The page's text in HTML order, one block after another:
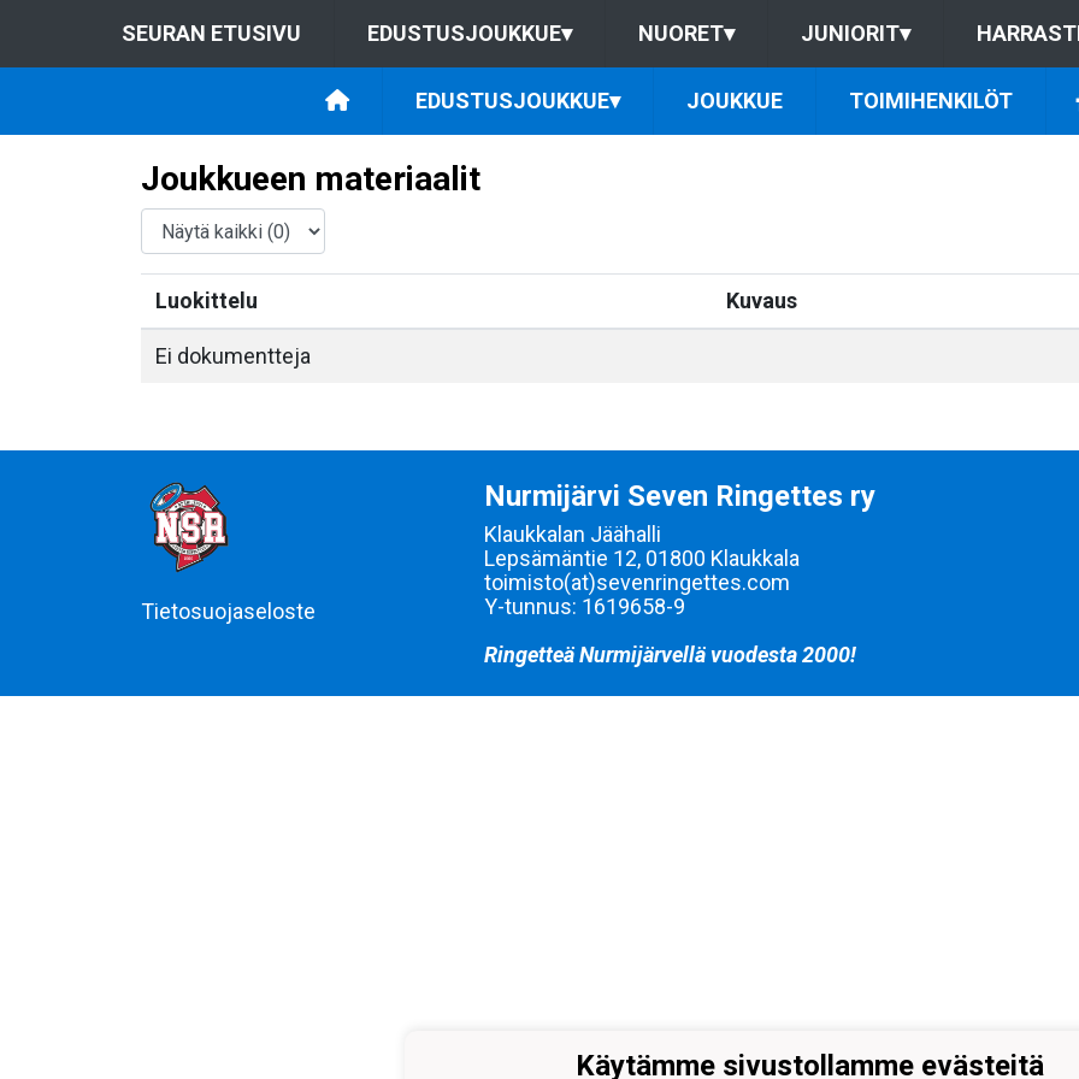
SEURAN ETUSIVU EDUSTUSJOUKKUE▾ NUORET▾ JUNIORIT▾
EDUSTUSJOUKKUE▾ JOUKKUE TOIMIHENKILÖT
Joukkueen materiaalit
Luokittelu Kuvaus
Ei dokumentteja
Tietosuojaseloste
Nurmijärvi Seven Ringettes ry
Klaukkalan Jäähalli
Lepsämäntie 12, 01800 Klaukkala
toimisto(at)sevenringettes.com
Y-tunnus: 1619658-9
Ringetteä Nurmijärvellä vuodesta 2000!
Käytämme sivustollamme evästeitä